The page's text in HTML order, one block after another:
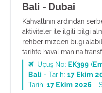
Bali - Dubai
Kahvaltının ardından
aktiviteler ile ilgili bilgi
rehberimizden bilgi
tarihte havalimanına
Uçuş No: EK399 (
Bali - Tarih: 17 Ekim
Tarih: 17 Ekim 2026 -